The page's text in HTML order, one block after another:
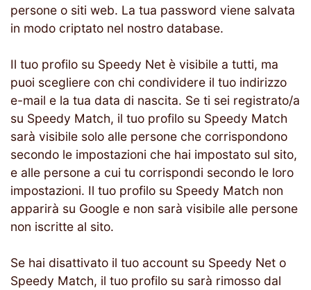
persone o siti web. La tua password viene salvata
in modo criptato nel nostro database.
Il tuo profilo su Speedy Net è visibile a tutti, ma
puoi scegliere con chi condividere il tuo indirizzo
e-mail e la tua data di nascita. Se ti sei registrato/a
su Speedy Match, il tuo profilo su Speedy Match
sarà visibile solo alle persone che corrispondono
secondo le impostazioni che hai impostato sul sito,
e alle persone a cui tu corrispondi secondo le loro
impostazioni. Il tuo profilo su Speedy Match non
apparirà su Google e non sarà visibile alle persone
non iscritte al sito.
Se hai disattivato il tuo account su Speedy Net o
Speedy Match, il tuo profilo su sarà rimosso dal